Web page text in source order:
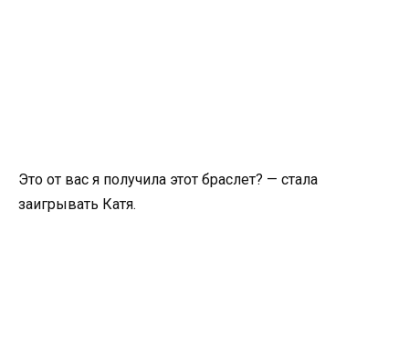
Это от вас я получила этот браслет? — стала
заигрывать Катя.